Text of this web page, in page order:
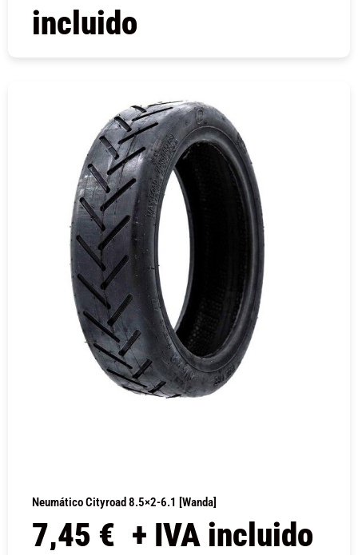
incluido
Neumático Cityroad 8.5×2-6.1 [Wanda]
7,45 € + IVA incluido